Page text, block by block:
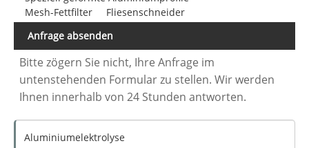
Mesh-Fettfilter
Fliesenschneider
Anfrage absenden
Bitte zögern Sie nicht, Ihre Anfrage im
untenstehenden Formular zu stellen. Wir werden
Ihnen innerhalb von 24 Stunden antworten.